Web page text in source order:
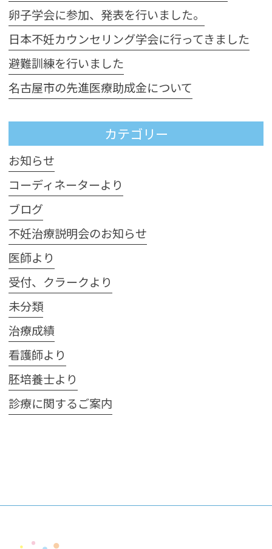
卵子学会に参加、発表を行いました。
日本不妊カウンセリング学会に行ってきました
避難訓練を行いました
名古屋市の先進医療助成金について
カテゴリー
お知らせ
コーディネーターより
ブログ
不妊治療説明会のお知らせ
医師より
受付、クラークより
未分類
治療成績
看護師より
胚培養士より
診療に関するご案内